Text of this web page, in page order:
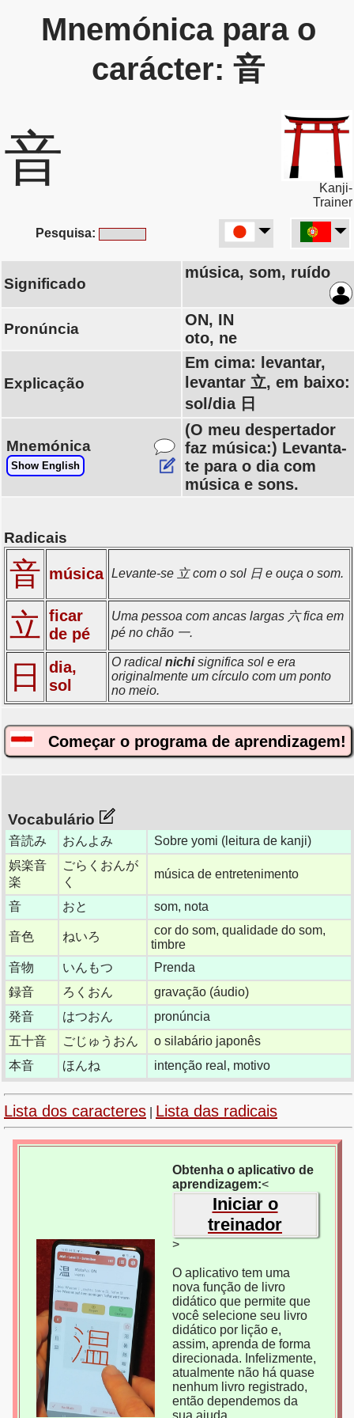
Mnemónica para o
carácter: 音
音
Kanji-
Trainer
Pesquisa:
Significado
música, som, ruído
Pronúncia
ON, IN
oto, ne
Explicação
Em cima: levantar,
levantar 立, em baixo:
sol/dia 日
Mnemónica
Show English
(O meu despertador
faz música:) Levanta-
te para o dia com
música e sons.
Radicais
音 música Levante-se 立 com o sol 日 e ouça o som.
立
ficar
de pé
Uma pessoa com ancas largas 六 fica em
pé no chão 一.
日
dia,
sol
O radical nichisignifica sol e era
originalmente um círculo com um ponto
no meio.
Começar o programa de aprendizagem!
Vocabulário
音読み おんよみ
Sobre yomi (leitura de kanji)
娯楽音
楽
ごらくおんが
く
música de entretenimento
音 おと som, nota
音色 ねいろ
cor do som, qualidade do som,
timbre
音物
いんもつ
Prenda
録音
ろくおん
gravação (áudio)
発音
はつおん
pronúncia
五十音
ごじゅうおん
o silabário japonês
本音
ほんね intenção real, motivo
Lista dos caracteres Lista das radicais
Obtenha o aplicativo de
aprendizagem:<
Iniciar o
treinador
>
O aplicativo tem uma
nova função de livro
didático que permite que
você selecione seu livro
didático por lição e,
assim, aprenda de forma
direcionada. Infelizmente,
atualmente não há quase
nenhum livro registrado,
então dependemos da
sua ajuda.